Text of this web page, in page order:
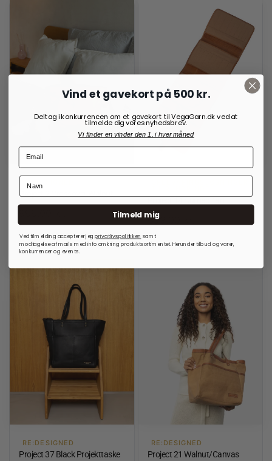
RE:DESIGNED
Project 2 Crossover Walnut
På lager
Project 14 Burned Tan
699,00
På lager
RE:DESIGNED
Project 37 Black Projekttaske
RE:DESIGNED
Project 21 Walnut/Canvas
Vind et gavekort på 500 kr.
Deltag i konkurrencen om et gavekort til VegaGarn.dk ved at
tilmelde dig vores nyhedsbrev.
Vi finder en vinder den 1. i hver måned
Tilmeld mig
Ved tilmelding accepterer jegprivatlivspolitkken samt
modtagelse af mails med info omkring produktsortimentet. Herunder tilbud og varer,
konkurrencer og events.